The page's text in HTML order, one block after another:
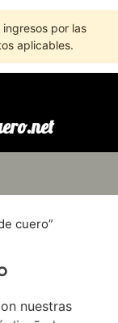
por las
aplicables.
cuero”
nuestras